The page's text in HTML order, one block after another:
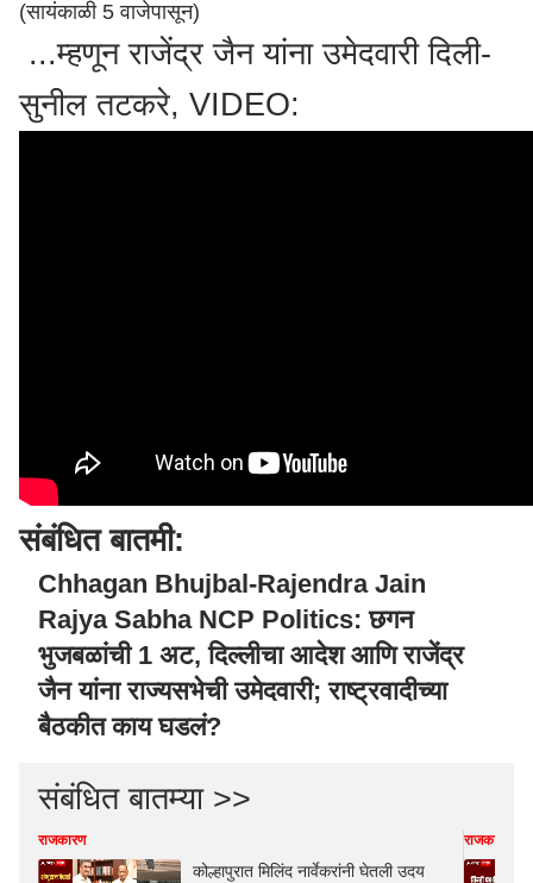
(सायंकाळी 5 वाजेपासून)
...म्हणून राजेंद्र जैन यांना उमेदवारी दिली-
सुनील तटकरे, VIDEO:
संबंधित बातमी:
Chhagan Bhujbal-Rajendra Jain
Rajya Sabha NCP Politics: छगन
भुजबळांची 1 अट, दिल्लीचा आदेश आणि राजेंद्र
जैन यांना राज्यसभेची उमेदवारी; राष्ट्रवादीच्या
बैठकीत काय घडलं?
संबंधित बातम्या >>
राजकारण
कोल्हापुरात मिलिंद नार्वेकरांनी घेतली उदय
राजकारण